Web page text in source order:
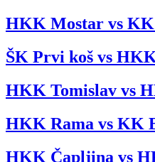
HKK Mostar vs
ŠK Prvi koš vs
HKK Tomislav vs
HKK Rama vs KK
HKK Čapljina vs